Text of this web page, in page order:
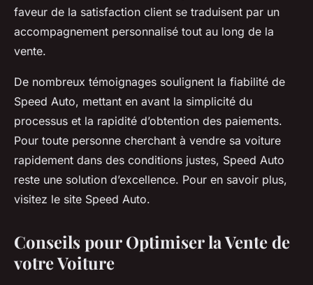
faveur de la satisfaction client se traduisent par un
accompagnement personnalisé tout au long de la
vente.
De nombreux témoignages soulignent la fiabilité de
Speed Auto, mettant en avant la simplicité du
processus et la rapidité d’obtention des paiements.
Pour toute personne cherchant à vendre sa voiture
rapidement dans des conditions justes, Speed Auto
reste une solution d’excellence. Pour en savoir plus,
visitez le site Speed Auto.
Conseils pour Optimiser la Vente de
votre Voiture